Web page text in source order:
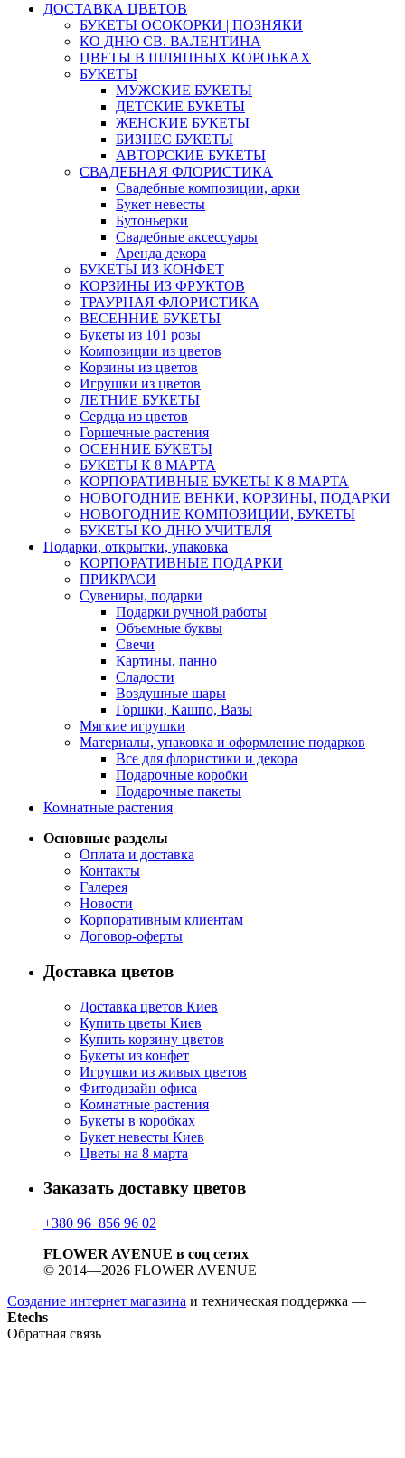
ДОСТАВКА ЦВЕТОВ
БУКЕТЫ ОСОКОРКИ | ПОЗНЯКИ
КО ДНЮ СВ. ВАЛЕНТИНА
ЦВЕТЫ В ШЛЯПНЫХ КОРОБКАХ
БУКЕТЫ
МУЖСКИЕ БУКЕТЫ
ДЕТСКИЕ БУКЕТЫ
ЖЕНСКИЕ БУКЕТЫ
БИЗНЕС БУКЕТЫ
АВТОРСКИЕ БУКЕТЫ
СВАДЕБНАЯ ФЛОРИСТИКА
Свадебные композиции, арки
Букет невесты
Бутоньерки
Свадебные аксессуары
Аренда декора
БУКЕТЫ ИЗ КОНФЕТ
КОРЗИНЫ ИЗ ФРУКТОВ
ТРАУРНАЯ ФЛОРИСТИКА
ВЕСЕННИЕ БУКЕТЫ
Букеты из 101 розы
Композиции из цветов
Корзины из цветов
Игрушки из цветов
ЛЕТНИЕ БУКЕТЫ
Сердца из цветов
Горшечные растения
ОСЕННИЕ БУКЕТЫ
БУКЕТЫ К 8 МАРТА
КОРПОРАТИВНЫЕ БУКЕТЫ К 8 МАРТА
НОВОГОДНИЕ ВЕНКИ, КОРЗИНЫ, ПОДАРКИ
НОВОГОДНИЕ КОМПОЗИЦИИ, БУКЕТЫ
БУКЕТЫ КО ДНЮ УЧИТЕЛЯ
Подарки, открытки, упаковка
КОРПОРАТИВНЫЕ ПОДАРКИ
ПРИКРАСИ
Сувениры, подарки
Подарки ручной работы
Объемные буквы
Свечи
Картины, панно
Сладости
Воздушные шары
Горшки, Кашпо, Вазы
Мягкие игрушки
Материалы, упаковка и оформление подарков
Все для флористики и декора
Подарочные коробки
Подарочные пакеты
Комнатные растения
Основные разделы
Оплата и доставка
Контакты
Галерея
Новости
Корпоративным клиентам
Договор-оферты
Доставка цветов
Доставка цветов Киев
Купить цветы Киев
Купить корзину цветов
Букеты из конфет
Игрушки из живых цветов
Фитодизайн офиса
Комнатные растения
Букеты в коробках
Букет невесты Киев
Цветы на 8 марта
Заказать доставку цветов
+380 96 856 96 02
FLOWER AVENUE в соц сетях
© 2014—2026 FLOWER AVENUE
Создание интернет магазина и техническая поддержка —
Etechs
Обратная связь